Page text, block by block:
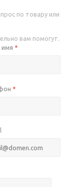
по товару или
вам помогут.
*
*